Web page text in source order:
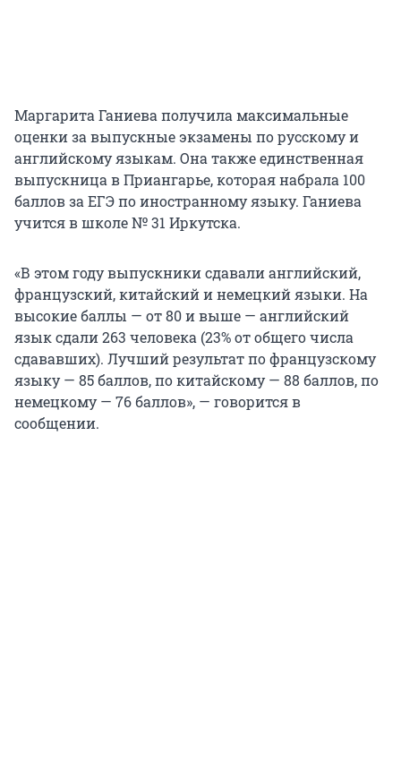
Маргарита Ганиева получила максимальные
оценки за выпускные экзамены по русскому и
английскому языкам. Она также единственная
выпускница в Приангарье, которая набрала 100
баллов за ЕГЭ по иностранному языку. Ганиева
учится в школе № 31 Иркутска.
«В этом году выпускники сдавали английский,
французский, китайский и немецкий языки. На
высокие баллы — от 80 и выше — английский
язык сдали 263 человека (23% от общего числа
сдававших). Лучший результат по французскому
языку — 85 баллов, по китайскому — 88 баллов, по
немецкому — 76 баллов», — говорится в
сообщении.